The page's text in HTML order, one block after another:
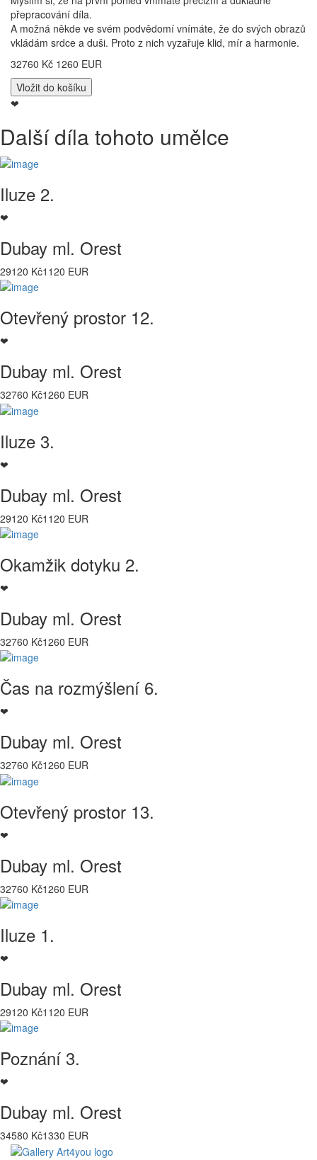
přepracování díla.
A možná někde ve svém podvědomí vnímáte, že do svých obrazů
vkládám srdce a duši. Proto z nich vyzařuje klid, mír a harmonie.
32760 Kč 1260 EUR
❤
Další díla tohoto umělce
Iluze 2.
❤
Dubay ml. Orest
29120 Kč1120 EUR
Otevřený prostor 12.
❤
Dubay ml. Orest
32760 Kč1260 EUR
Iluze 3.
❤
Dubay ml. Orest
29120 Kč1120 EUR
Okamžik dotyku 2.
❤
Dubay ml. Orest
32760 Kč1260 EUR
Čas na rozmýšlení 6.
❤
Dubay ml. Orest
32760 Kč1260 EUR
Otevřený prostor 13.
❤
Dubay ml. Orest
32760 Kč1260 EUR
Iluze 1.
❤
Dubay ml. Orest
29120 Kč1120 EUR
Poznání 3.
❤
Dubay ml. Orest
34580 Kč1330 EUR